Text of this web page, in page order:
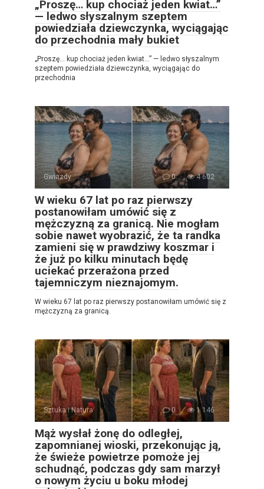
„Proszę… kup chociaż jeden kwiat…”
— ledwo słyszalnym szeptem
powiedziała dziewczynka, wyciągając
do przechodnia mały bukiet
„Proszę… kup chociaż jeden kwiat…” — ledwo słyszalnym
szeptem powiedziała dziewczynka, wyciągając do
przechodnia
Gwiazdy 0 4 602
W wieku 67 lat po raz pierwszy
postanowiłam umówić się z
mężczyzną za granicą. Nie mogłam
sobie nawet wyobrazić, że ta randka
zamieni się w prawdziwy koszmar i
że już po kilku minutach będę
uciekać przerażona przed
tajemniczym nieznajomym.
W wieku 67 lat po raz pierwszy postanowiłam umówić się z
mężczyzną za granicą.
Sztuka i Natura 0 1 146
Mąż wysłał żonę do odległej,
zapomnianej wioski, przekonując ją,
że świeże powietrze pomoże jej
schudnąć, podczas gdy sam marzył
o nowym życiu u boku młodej